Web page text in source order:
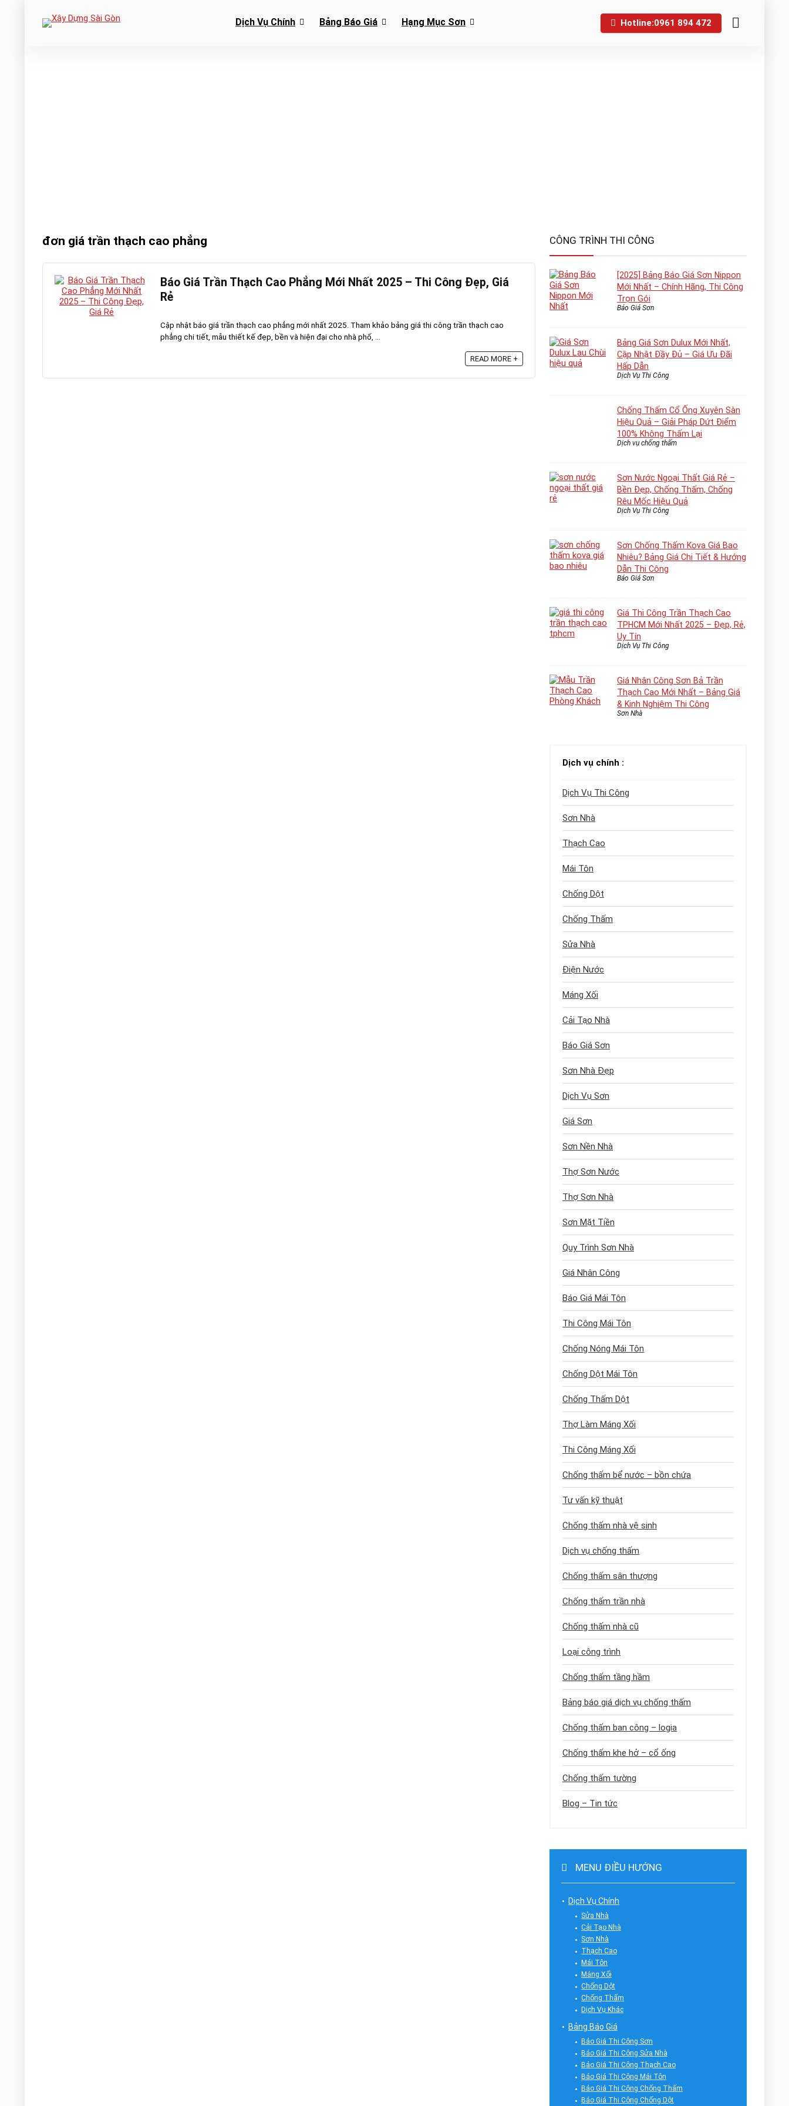
Dịch Vụ Chính Bảng Báo Giá Hạng Mục Sơn Hotline:0961 894 472
đơn giá trần thạch cao phẳng
Báo Giá Trần Thạch Cao Phẳng Mới Nhất 2025 – Thi Công Đẹp, Giá
Rẻ
Cập nhật báo giá trần thạch cao phẳng mới nhất 2025. Tham khảo bảng giá thi công trần thạch cao
phẳng chi tiết, mẫu thiết kế đẹp, bền và hiện đại cho nhà phố, ...
READ MORE +
CÔNG TRÌNH THI CÔNG
[2025] Bảng Báo Giá Sơn Nippon
Mới Nhất – Chính Hãng, Thi Công
Trọn Gói
Báo Giá Sơn
Bảng Giá Sơn Dulux Mới Nhất,
Cập Nhật Đầy Đủ – Giá Ưu Đãi
Hấp Dẫn
Dịch Vụ Thi Công
Chống Thấm Cổ Ống Xuyên Sàn
Hiệu Quả – Giải Pháp Dứt Điểm
100% Không Thấm Lại
Dịch vụ chống thấm
Sơn Nước Ngoại Thất Giá Rẻ –
Bền Đẹp, Chống Thấm, Chống
Rêu Mốc Hiệu Quả
Dịch Vụ Thi Công
Sơn Chống Thấm Kova Giá Bao
Nhiêu? Bảng Giá Chi Tiết & Hướng
Dẫn Thi Công
Báo Giá Sơn
Giá Thi Công Trần Thạch Cao
TPHCM Mới Nhất 2025 – Đẹp, Rẻ,
Uy Tín
Dịch Vụ Thi Công
Giá Nhân Công Sơn Bả Trần
Thạch Cao Mới Nhất – Bảng Giá
& Kinh Nghiệm Thi Công
Sơn Nhà
Dịch vụ chính :
Dịch Vụ Thi Công
Sơn Nhà
Thạch Cao
Mái Tôn
Chống Dột
Chống Thấm
Sửa Nhà
Điện Nước
Máng Xối
Cải Tạo Nhà
Báo Giá Sơn
Sơn Nhà Đẹp
Dịch Vụ Sơn
Giá Sơn
Sơn Nền Nhà
Thợ Sơn Nước
Thợ Sơn Nhà
Sơn Mặt Tiền
Quy Trình Sơn Nhà
Giá Nhân Công
Báo Giá Mái Tôn
Thi Công Mái Tôn
Chống Nóng Mái Tôn
Chống Dột Mái Tôn
Chống Thấm Dột
Thợ Làm Máng Xối
Thi Công Máng Xối
Chống thấm bể nước – bồn chứa
Tư vấn kỹ thuật
Chống thấm nhà vệ sinh
Dịch vụ chống thấm
Chống thấm sân thượng
Chống thấm trần nhà
Chống thấm nhà cũ
Loại công trình
Chống thấm tầng hầm
Bảng báo giá dịch vụ chống thấm
Chống thấm ban công – logia
Chống thấm khe hở – cổ ống
Chống thấm tường
Blog – Tin tức
MENU ĐIỀU HƯỚNG
Dịch Vụ Chính
Sửa Nhà
Cải Tạo Nhà
Sơn Nhà
Thạch Cao
Mái Tôn
Máng Xối
Chống Dột
Chống Thấm
Dịch Vụ Khác
Bảng Báo Giá
Báo Giá Thi Công Sơn
Báo Giá Thi Công Sửa Nhà
Báo Giá Thi Công Thạch Cao
Báo Giá Thi Công Mái Tôn
Báo Giá Thi Công Chống Thấm
Báo Giá Thi Công Chống Dột